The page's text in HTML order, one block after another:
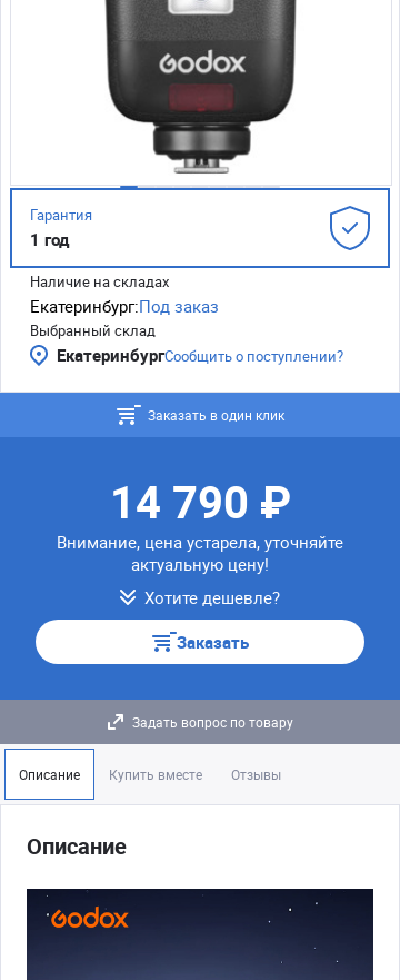
Гарантия
1 год
Наличие на складах
Екатеринбург:Под заказ
Выбранный склад
ЕкатеринбургСообщить о поступлении?
Заказать в один клик
14 790 ₽
Внимание, цена устарела, уточняйте
актуальную цену!
Хотите дешевле?
Заказать
Задать вопрос по товару
Описание Купить вместе Отзывы
Описание